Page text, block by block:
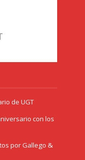
de UGT
con los
por Gallego &